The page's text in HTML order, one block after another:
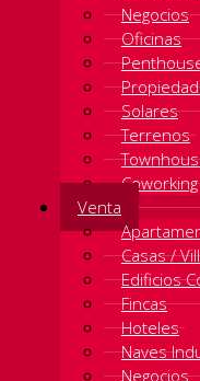
Negocios
Oficinas
Solares
Terrenos
Coworking
Venta
Casas /
Edificios
Fincas
Hoteles
Naves
Negocios